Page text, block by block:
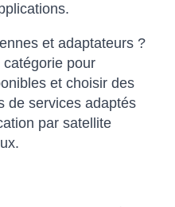
et adaptateurs ?
pour
et choisir des
de services adaptés
par satellite